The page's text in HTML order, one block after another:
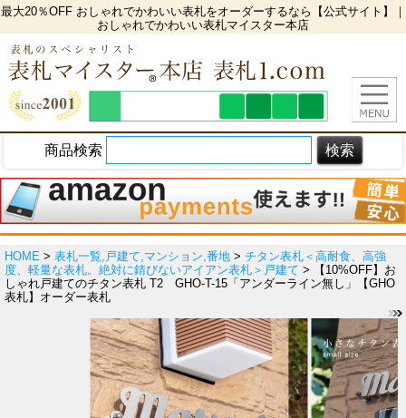
最大20％OFF おしゃれでかわいい表札をオーダーするなら【公式サイト】｜
おしゃれでかわいい表札マイスター本店
商品検索
HOME > 表札一覧,戸建て,マンション,番地 > チタン表札＜高耐食、高強
度、軽量な表札。絶対に錆びないアイアン表札＞戸建て > 【10%OFF】お
しゃれ戸建てのチタン表札 T2 GHO-T-15「アンダーライン無し」【GHO
表札】オーダー表札